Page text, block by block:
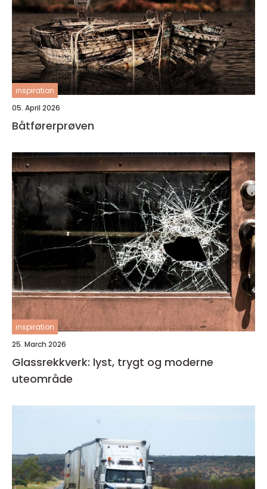
inspiration
05. April 2026
Båtførerprøven
inspiration
25. March 2026
Glassrekkverk: lyst, trygt og moderne
uteområde